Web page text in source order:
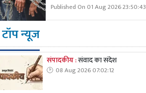
Published On 01 Aug 2026 23:50:43
टॉप न्यूज
संपादकीय :संवाद का संदेश
08 Aug 2026 07:02:12